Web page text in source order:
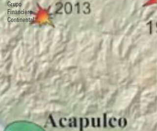
Grupo
Financiero
Continental